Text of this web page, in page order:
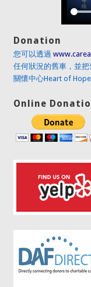
Donation
您可以透過
任何狀況的舊車，並
關懷中心Heart of Hope
Online